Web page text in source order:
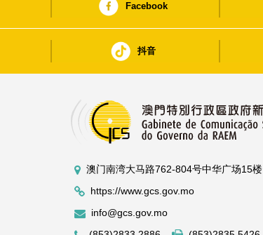
Facebook
抖音
澳门南湾大马路762-804号中华广场15楼
https://www.gcs.gov.mo
info@gcs.gov.mo